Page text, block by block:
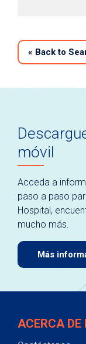
« Back to
móvil
Acceda a
paso a paso
Hospital,
mucho más.
Más
ACERCA DE